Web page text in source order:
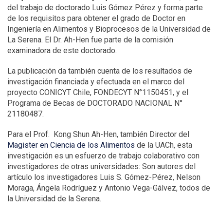
del trabajo de doctorado Luis Gómez Pérez y forma parte
de los requisitos para obtener el grado de Doctor en
Ingeniería en Alimentos y Bioprocesos de la Universidad de
La Serena. El Dr. Ah-Hen fue parte de la comisión
examinadora de este doctorado.
La publicación da también cuenta de los resultados de
investigación financiada y efectuada en el marco del
proyecto CONICYT Chile, FONDECYT N°1150451, y el
Programa de Becas de DOCTORADO NACIONAL N°
21180487.
Para el Prof. Kong Shun Ah-Hen, también Director del
Magister en Ciencia de los Alimentos de la UACh, esta
investigación es un esfuerzo de trabajo colaborativo con
investigadores de otras universidades: Son autores del
artículo los investigadores Luis S. Gómez-Pérez, Nelson
Moraga, Ángela Rodríguez y Antonio Vega-Gálvez, todos de
la Universidad de la Serena.